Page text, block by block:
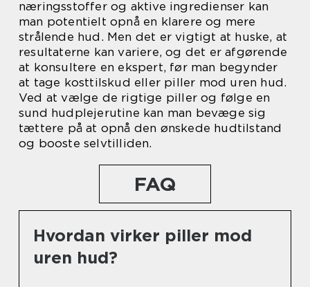
næringsstoffer og aktive ingredienser kan
man potentielt opnå en klarere og mere
strålende hud. Men det er vigtigt at huske, at
resultaterne kan variere, og det er afgørende
at konsultere en ekspert, før man begynder
at tage kosttilskud eller piller mod uren hud.
Ved at vælge de rigtige piller og følge en
sund hudplejerutine kan man bevæge sig
tættere på at opnå den ønskede hudtilstand
og booste selvtilliden.
FAQ
Hvordan virker piller mod
uren hud?